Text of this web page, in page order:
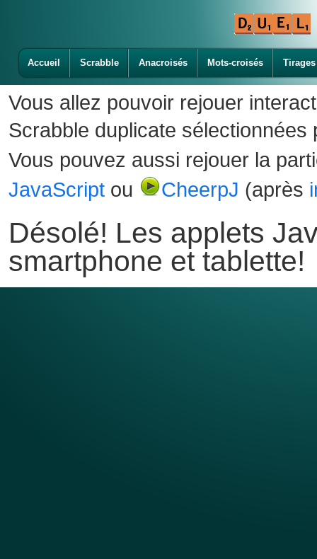
Accueil Scrabble Anacroisés Mots-croisés Tirages
Vous allez pouvoir rejouer
Scrabble duplicate sélectionnées
Vous pouvez aussi rejouer la
JavaScript ou CheerpJ (après
Désolé! Les applets
smartphone et tablette!